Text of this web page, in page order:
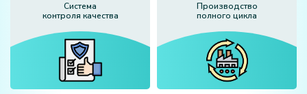
Система
контроля качества
Производство
полного цикла